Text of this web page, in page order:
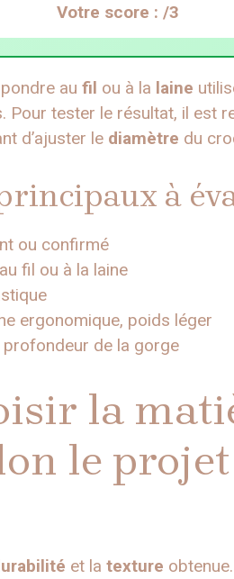
Votre score : /3
au fil ou à la laine
Pour tester le résultat, il est
d’ajuster le diamètre du
à
ou confirmé
fil ou à la laine
ergonomique, poids léger
profondeur de la gorge
la
le
et la texture